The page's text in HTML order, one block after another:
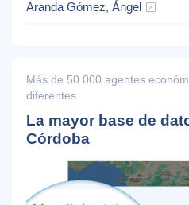
Aranda Gómez, Ángel
Más de 50.000 agentes
diferentes
La mayor base de
Córdoba